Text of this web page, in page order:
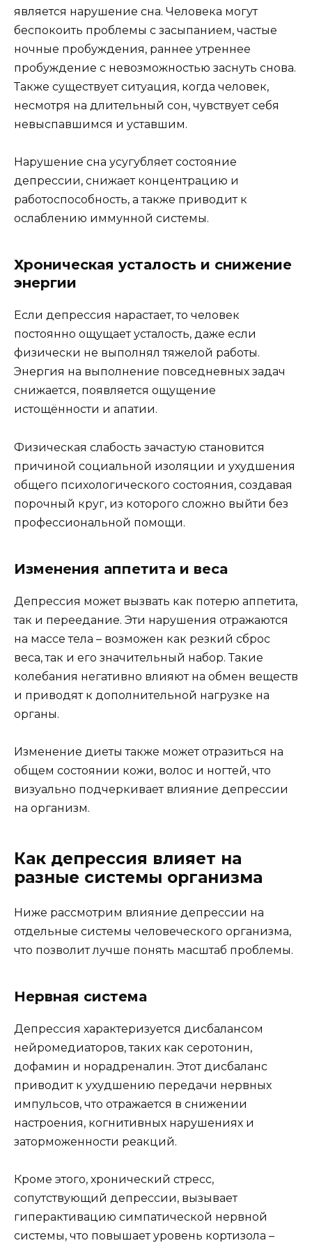
является нарушение сна. Человека могут
беспокоить проблемы с засыпанием, частые
ночные пробуждения, раннее утреннее
пробуждение с невозможностью заснуть снова.
Также существует ситуация, когда человек,
несмотря на длительный сон, чувствует себя
невыспавшимся и уставшим.
Нарушение сна усугубляет состояние
депрессии, снижает концентрацию и
работоспособность, а также приводит к
ослаблению иммунной системы.
Хроническая усталость и снижение
энергии
Если депрессия нарастает, то человек
постоянно ощущает усталость, даже если
физически не выполнял тяжелой работы.
Энергия на выполнение повседневных задач
снижается, появляется ощущение
истощённости и апатии.
Физическая слабость зачастую становится
причиной социальной изоляции и ухудшения
общего психологического состояния, создавая
порочный круг, из которого сложно выйти без
профессиональной помощи.
Изменения аппетита и веса
Депрессия может вызвать как потерю аппетита,
так и переедание. Эти нарушения отражаются
на массе тела – возможен как резкий сброс
веса, так и его значительный набор. Такие
колебания негативно влияют на обмен веществ
и приводят к дополнительной нагрузке на
органы.
Изменение диеты также может отразиться на
общем состоянии кожи, волос и ногтей, что
визуально подчеркивает влияние депрессии
на организм.
Как депрессия влияет на
разные системы организма
Ниже рассмотрим влияние депрессии на
отдельные системы человеческого организма,
что позволит лучше понять масштаб проблемы.
Нервная система
Депрессия характеризуется дисбалансом
нейромедиаторов, таких как серотонин,
дофамин и норадреналин. Этот дисбаланс
приводит к ухудшению передачи нервных
импульсов, что отражается в снижении
настроения, когнитивных нарушениях и
заторможенности реакций.
Кроме этого, хронический стресс,
сопутствующий депрессии, вызывает
гиперактивацию симпатической нервной
системы, что повышает уровень кортизола –